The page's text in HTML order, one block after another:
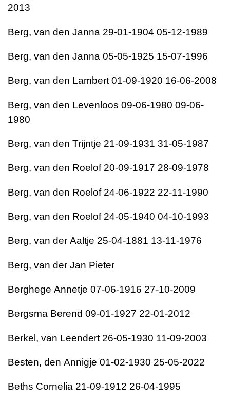
2013
Berg, van den Janna 29-01-1904 05-12-1989
Berg, van den Janna 05-05-1925 15-07-1996
Berg, van den Lambert01-09-1920 16-06-2008
Berg, van den Levenloos 09-06-1980 09-06-
1980
Berg, van den Trijntje 21-09-1931 31-05-1987
Berg, van den Roelof 20-09-1917 28-09-1978
Berg, van den Roelof 24-06-1922 22-11-1990
Berg, van den Roelof 24-05-1940 04-10-1993
Berg, van der Aaltje 25-04-1881 13-11-1976
Berg, van der Jan Pieter
Berghege Annetje 07-06-1916 27-10-2009
Bergsma Berend 09-01-1927 22-01-2012
Berkel, van Leendert 26-05-1930 11-09-2003
Besten, den Annigje 01-02-1930 25-05-2022
Beths Cornelia 21-09-1912 26-04-1995